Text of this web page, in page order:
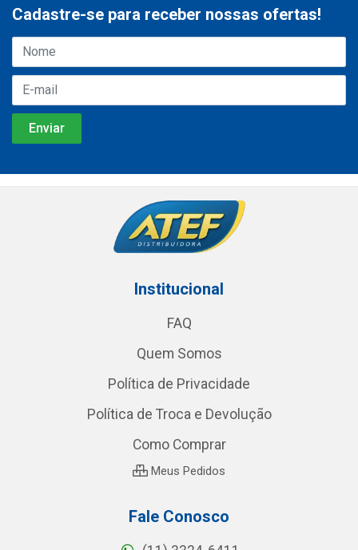
Cadastre-se para receber nossas ofertas!
Institucional
FAQ
Quem Somos
Política de Privacidade
Política de Troca e Devolução
Como Comprar
Meus Pedidos
Fale Conosco